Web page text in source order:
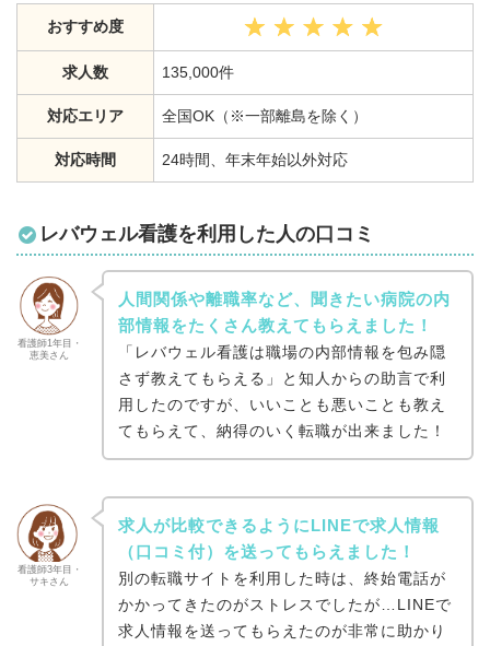
おすすめ度
求人数 135,000件
対応エリア 全国OK（※一部離島を除く）
対応時間 24時間、年末年始以外対応
レバウェル看護を利用した人の口コミ
看護師1年目・
恵美さん
人間関係や離職率など、聞きたい病院の内
部情報をたくさん教えてもらえました！
「レバウェル看護は職場の内部情報を包み隠
さず教えてもらえる」と知人からの助言で利
用したのですが、いいことも悪いことも教え
てもらえて、納得のいく転職が出来ました！
看護師3年目・
サキさん
求人が比較できるようにLINEで求人情報
（口コミ付）を送ってもらえました！
別の転職サイトを利用した時は、終始電話が
かかってきたのがストレスでしたが…LINEで
求人情報を送ってもらえたのが非常に助かり